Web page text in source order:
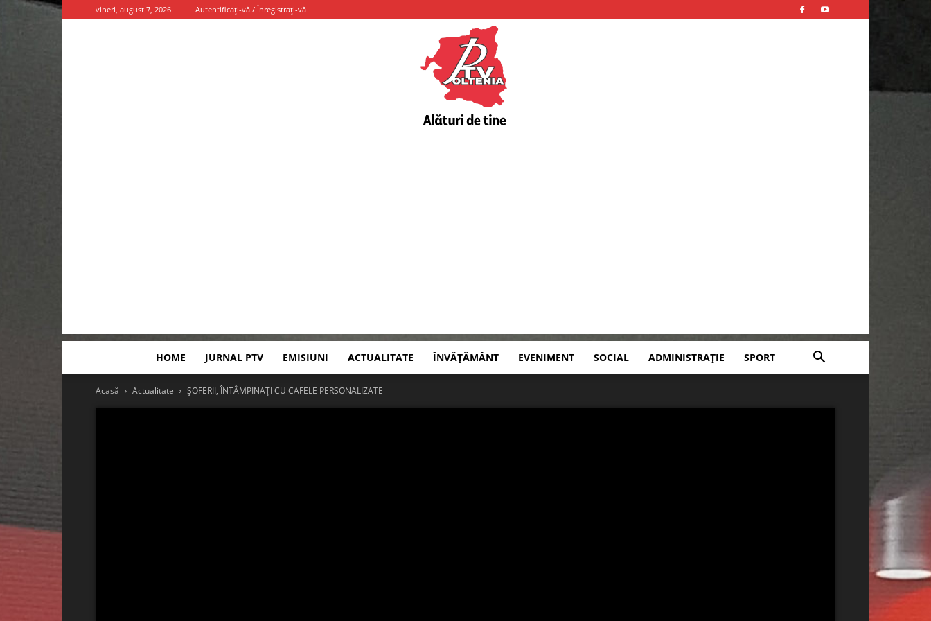
vineri, august 7, 2026 Autentificați-vă / Înregistrați-vă
HOME JURNAL PTV EMISIUNI ACTUALITATE ÎNVĂȚĂMÂNT EVENIMENT SOCIAL ADMINISTRAȚIE SPORT
Acasă Actualitate ȘOFERII, ÎNTÂMPINAȚI CU CAFELE PERSONALIZATE